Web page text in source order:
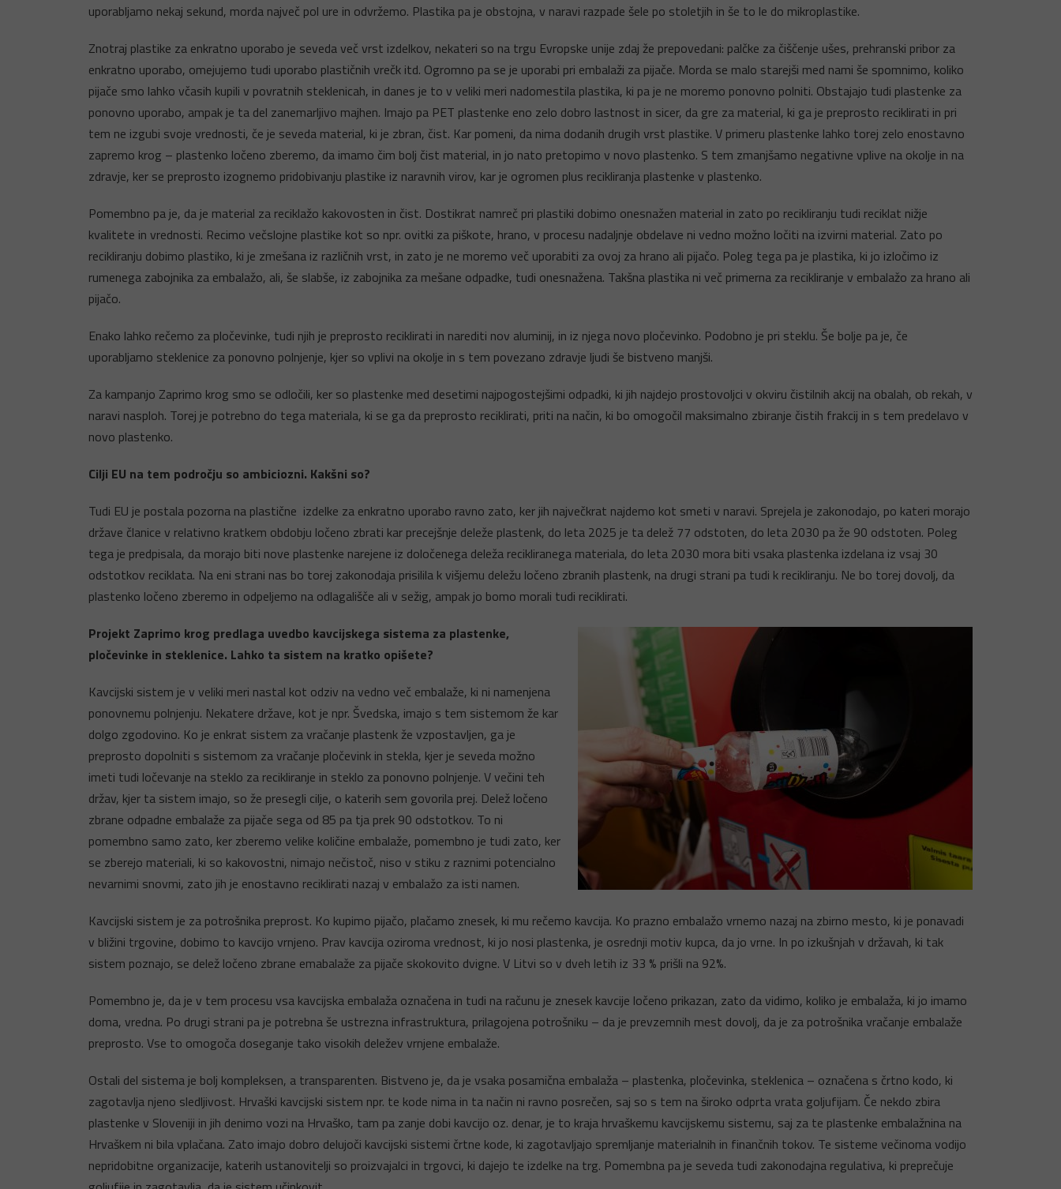
uporabljamo nekaj sekund, morda največ pol ure in odvržemo. Plastika pa je obstojna, v naravi razpade šele po stoletjih in še to le do mikroplastike.
Znotraj plastike za enkratno uporabo je seveda več vrst izdelkov, nekateri so na trgu Evropske unije zdaj že prepovedani: palčke za čiščenje ušes, prehranski pribor za
enkratno uporabo, omejujemo tudi uporabo plastičnih vrečk itd. Ogromno pa se je uporabi pri embalaži za pijače. Morda se malo starejši med nami še spomnimo, koliko
pijače smo lahko včasih kupili v povratnih steklenicah, in danes je to v veliki meri nadomestila plastika, ki pa je ne moremo ponovno polniti. Obstajajo tudi plastenke za
ponovno uporabo, ampak je ta del zanemarljivo majhen. Imajo pa PET plastenke eno zelo dobro lastnost in sicer, da gre za material, ki ga je preprosto reciklirati in pri
tem ne izgubi svoje vrednosti, če je seveda material, ki je zbran, čist. Kar pomeni, da nima dodanih drugih vrst plastike. V primeru plastenke lahko torej zelo enostavno
zapremo krog – plastenko ločeno zberemo, da imamo čim bolj čist material, in jo nato pretopimo v novo plastenko. S tem zmanjšamo negativne vplive na okolje in na
zdravje, ker se preprosto izognemo pridobivanju plastike iz naravnih virov, kar je ogromen plus recikliranja plastenke v plastenko.
Pomembno pa je, da je material za reciklažo kakovosten in čist. Dostikrat namreč pri plastiki dobimo onesnažen material in zato po recikliranju tudi reciklat nižje
kvalitete in vrednosti. Recimo večslojne plastike kot so npr. ovitki za piškote, hrano, v procesu nadaljnje obdelave ni vedno možno ločiti na izvirni material. Zato po
recikliranju dobimo plastiko, ki je zmešana iz različnih vrst, in zato je ne moremo več uporabiti za ovoj za hrano ali pijačo. Poleg tega pa je plastika, ki jo izločimo iz
rumenega zabojnika za embalažo, ali, še slabše, iz zabojnika za mešane odpadke, tudi onesnažena. Takšna plastika ni več primerna za recikliranje v embalažo za hrano ali
pijačo.
Enako lahko rečemo za pločevinke, tudi njih je preprosto reciklirati in narediti nov aluminij, in iz njega novo pločevinko. Podobno je pri steklu. Še bolje pa je, če
uporabljamo steklenice za ponovno polnjenje, kjer so vplivi na okolje in s tem povezano zdravje ljudi še bistveno manjši.
Za kampanjo Zaprimo krog smo se odločili, ker so plastenke med desetimi najpogostejšimi odpadki, ki jih najdejo prostovoljci v okviru čistilnih akcij na obalah, ob rekah, v
naravi nasploh. Torej je potrebno do tega materiala, ki se ga da preprosto reciklirati, priti na način, ki bo omogočil maksimalno zbiranje čistih frakcij in s tem predelavo v
novo plastenko.
Cilji EU na tem področju so ambiciozni. Kakšni so?
Tudi EU je postala pozorna na plastične izdelke za enkratno uporabo ravno zato, ker jih največkrat najdemo kot smeti v naravi. Sprejela je zakonodajo, po kateri morajo
države članice v relativno kratkem obdobju ločeno zbrati kar precejšnje deleže plastenk, do leta 2025 je ta delež 77 odstoten, do leta 2030 pa že 90 odstoten. Poleg
tega je predpisala, da morajo biti nove plastenke narejene iz določenega deleža recikliranega materiala, do leta 2030 mora biti vsaka plastenka izdelana iz vsaj 30
odstotkov reciklata. Na eni strani nas bo torej zakonodaja prisilila k višjemu deležu ločeno zbranih plastenk, na drugi strani pa tudi k recikliranju. Ne bo torej dovolj, da
plastenko ločeno zberemo in odpeljemo na odlagališče ali v sežig, ampak jo bomo morali tudi reciklirati.
Projekt Zaprimo krog predlaga uvedbo kavcijskega sistema za plastenke,
pločevinke in steklenice. Lahko ta sistem na kratko opišete?
Kavcijski sistem je v veliki meri nastal kot odziv na vedno več embalaže, ki ni namenjena
ponovnemu polnjenju. Nekatere države, kot je npr. Švedska, imajo s tem sistemom že kar
dolgo zgodovino. Ko je enkrat sistem za vračanje plastenk že vzpostavljen, ga je
preprosto dopolniti s sistemom za vračanje pločevink in stekla, kjer je seveda možno
imeti tudi ločevanje na steklo za recikliranje in steklo za ponovno polnjenje. V večini teh
držav, kjer ta sistem imajo, so že presegli cilje, o katerih sem govorila prej. Delež ločeno
zbrane odpadne embalaže za pijače sega od 85 pa tja prek 90 odstotkov. To ni
pomembno samo zato, ker zberemo velike količine embalaže, pomembno je tudi zato, ker
se zberejo materiali, ki so kakovostni, nimajo nečistoč, niso v stiku z raznimi potencialno
nevarnimi snovmi, zato jih je enostavno reciklirati nazaj v embalažo za isti namen.
Kavcijski sistem je za potrošnika preprost. Ko kupimo pijačo, plačamo znesek, ki mu rečemo kavcija. Ko prazno embalažo vrnemo nazaj na zbirno mesto, ki je ponavadi
v bližini trgovine, dobimo to kavcijo vrnjeno. Prav kavcija oziroma vrednost, ki jo nosi plastenka, je osrednji motiv kupca, da jo vrne. In po izkušnjah v državah, ki tak
sistem poznajo, se delež ločeno zbrane emabalaže za pijače skokovito dvigne. V Litvi so v dveh letih iz 33 % prišli na 92%.
Pomembno je, da je v tem procesu vsa kavcijska embalaža označena in tudi na računu je znesek kavcije ločeno prikazan, zato da vidimo, koliko je embalaža, ki jo imamo
doma, vredna. Po drugi strani pa je potrebna še ustrezna infrastruktura, prilagojena potrošniku – da je prevzemnih mest dovolj, da je za potrošnika vračanje embalaže
preprosto. Vse to omogoča doseganje tako visokih deležev vrnjene embalaže.
Ostali del sistema je bolj kompleksen, a transparenten. Bistveno je, da je vsaka posamična embalaža – plastenka, pločevinka, steklenica – označena s črtno kodo, ki
zagotavlja njeno sledljivost. Hrvaški kavcijski sistem npr. te kode nima in ta način ni ravno posrečen, saj so s tem na široko odprta vrata goljufijam. Če nekdo zbira
plastenke v Sloveniji in jih denimo vozi na Hrvaško, tam pa zanje dobi kavcijo oz. denar, je to kraja hrvaškemu kavcijskemu sistemu, saj za te plastenke embalažnina na
Hrvaškem ni bila vplačana. Zato imajo dobro delujoči kavcijski sistemi črtne kode, ki zagotavljajo spremljanje materialnih in finančnih tokov. Te sisteme večinoma vodijo
nepridobitne organizacije, katerih ustanovitelji so proizvajalci in trgovci, ki dajejo te izdelke na trg. Pomembna pa je seveda tudi zakonodajna regulativa, ki preprečuje